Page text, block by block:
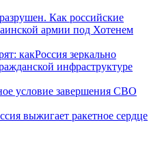
Как российские
армии под Хотенем
какРоссия зеркально
инфраструктуре
условие завершения СВО
выжигает ракетное сердце